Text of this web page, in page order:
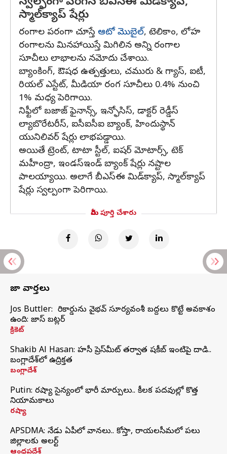
స్మాల్‌క్యాప్ షేర్లు
రంగాల పరంగా చూస్తే ఆటో మొబైల్‌, టెలికాం, లోహ
రంగాలను మినహాయిస్తే మిగిలిన అన్ని రంగాల
సూచీలు లాభాలను నమోదు చేశాయి.
బ్యాంకింగ్‌, ఔషధ ఉత్పత్తులు, చమురు & గ్యాస్, ఐటీ,
రియల్ ఎస్టేట్, మీడియా రంగ సూచీలు 0.4% నుంచి
1% మధ్య పెరిగాయి.
నిఫ్టీలో బజాజ్ ఫైనాన్స్, ఇన్ఫోసిస్, డాక్టర్ రెడ్డీస్
ల్యాబొరేటరీస్, ఐసీఐసీఐ బ్యాంక్, హిందుస్థాన్
యునిలివర్ షేర్లు లాభపడ్డాయి.
అయితే ట్రెంట్, టాటా స్టీల్, ఐషర్ మోటార్స్, టెక్
మహీంద్రా, ఇండస్‌ఇండ్ బ్యాంక్ షేర్లు నష్టాల
పాలయ్యాయి. అలాగే బీఎస్‌ఈ మిడ్‌క్యాప్‌, స్మాల్‌క్యాప్
షేర్లు స్వల్పంగా పెరిగాయి.
మీరు పూర్తి చేశారు
తాజా వార్తలు
Jos Buttler: నా రికార్డును వైభవ్ సూర్యవంశీ బద్దలు కొట్టే అవకాశం
ఉంది: జాస్ బట్లర్
క్రికెట్
Shakib Al Hasan: హసీనా ప్రెస్‌మీట్‌ తర్వాత షకీబ్‌ ఇంటిపై దాడి..
బంగ్లాదేశ్‌లో ఉద్రిక్తత
బంగ్లాదేశ్
Putin: రష్యా సైన్యంలో భారీ మార్పులు.. కీలక పదవుల్లో కొత్త
నియామకాలు
రష్యా
APSDMA: నేడు ఏపీలో వానలు.. కోస్తా, రాయలసీమలో పలు
జిల్లాలకు అలర్ట్